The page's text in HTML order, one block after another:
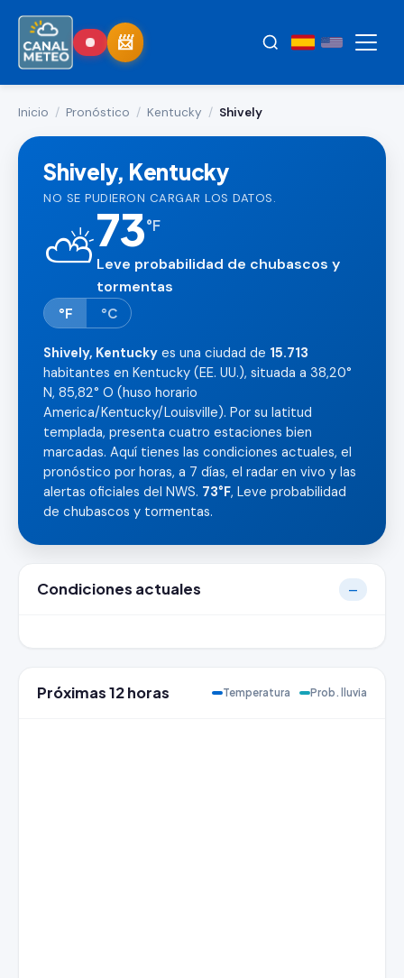
Inicio / Pronóstico / Kentucky / Shively
Shively, Kentucky
NO SE PUDIERON CARGAR LOS DATOS.
⛅73°F
Leve probabilidad de chubascos y
tormentas
°F °C
Shively, Kentucky es una ciudad de 15.713
habitantes en Kentucky (EE. UU.), situada a 38,20°
N, 85,82° O (huso horario
America/Kentucky/Louisville). Por su latitud
templada, presenta cuatro estaciones bien
marcadas. Aquí tienes las condiciones actuales, el
pronóstico por horas, a 7 días, el radar en vivo y las
alertas oficiales del NWS. 73°F, Leve probabilidad
de chubascos y tormentas.
Condiciones actuales —
Próximas 12 horas Temperatura Prob. lluvia